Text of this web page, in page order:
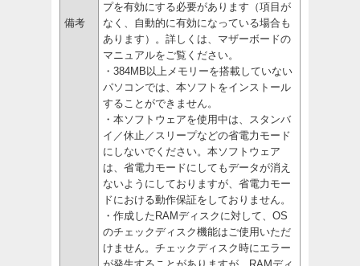
備考
プを有効にする必要があります（項目が
なく、自動的に有効になっている場合も
あります）。詳しくは、マザーボードの
マニュアルをご覧ください。
・384MB以上メモリーを搭載していない
パソコンでは、本ソフトをインストール
することができません。
・本ソフトウェアを使用中は、スタンバ
イ／休止／スリープなどの省電力モード
にしないでください。本ソフトウェア
は、省電力モードにしてもデータが消え
ないようにしておりますが、省電力モー
ドにおける動作保証をしておりません。
・作成したRAMディスクに対して、OS
のチェックディスク機能はご使用いただ
けません。チェックディスク時にエラー